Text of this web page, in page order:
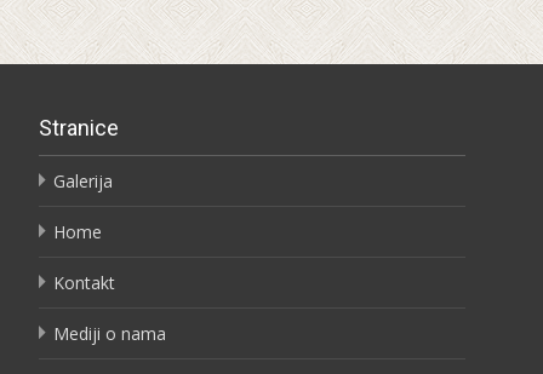
Stranice
Galerija
Home
Kontakt
Mediji o nama